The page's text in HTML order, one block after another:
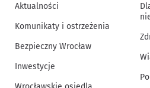
Aktualności
Komunikaty i ostrzeżenia
Bezpieczny Wrocław
Inwestycje